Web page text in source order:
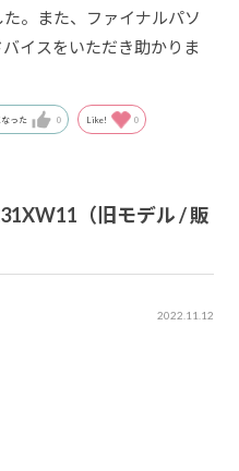
。また、ファイナルパソ
イスをいただき助かりま
った 0 Like! 0
（旧モデル / 販
2022.11.12